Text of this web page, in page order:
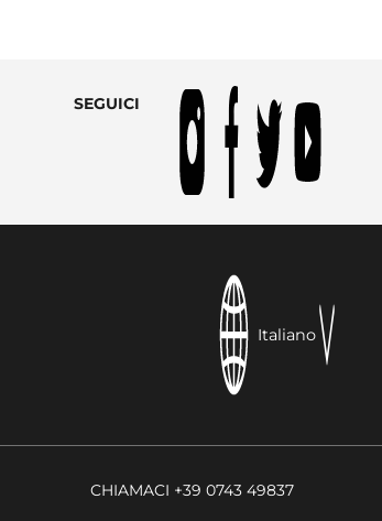
SEGUICI
Italiano
CHIAMACI +39 0743 49837